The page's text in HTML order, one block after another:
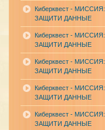
Киберквест - МИССИЯ:
ЗАЩИТИ ДАННЫЕ
Киберквест - МИССИЯ:
ЗАЩИТИ ДАННЫЕ
Киберквест - МИССИЯ:
ЗАЩИТИ ДАННЫЕ
Киберквест - МИССИЯ:
ЗАЩИТИ ДАННЫЕ
Киберквест - МИССИЯ:
ЗАЩИТИ ДАННЫЕ